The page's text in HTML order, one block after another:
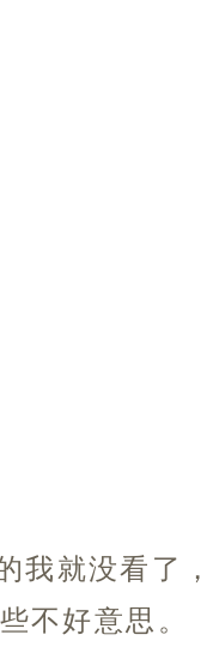
我就没看了，
不好意思。